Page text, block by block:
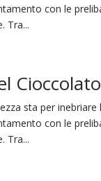
con le
Tra...
sta per
con le
Tra...